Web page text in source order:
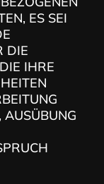
ES SEI
DIE
IHRE
AUSÜBUNG